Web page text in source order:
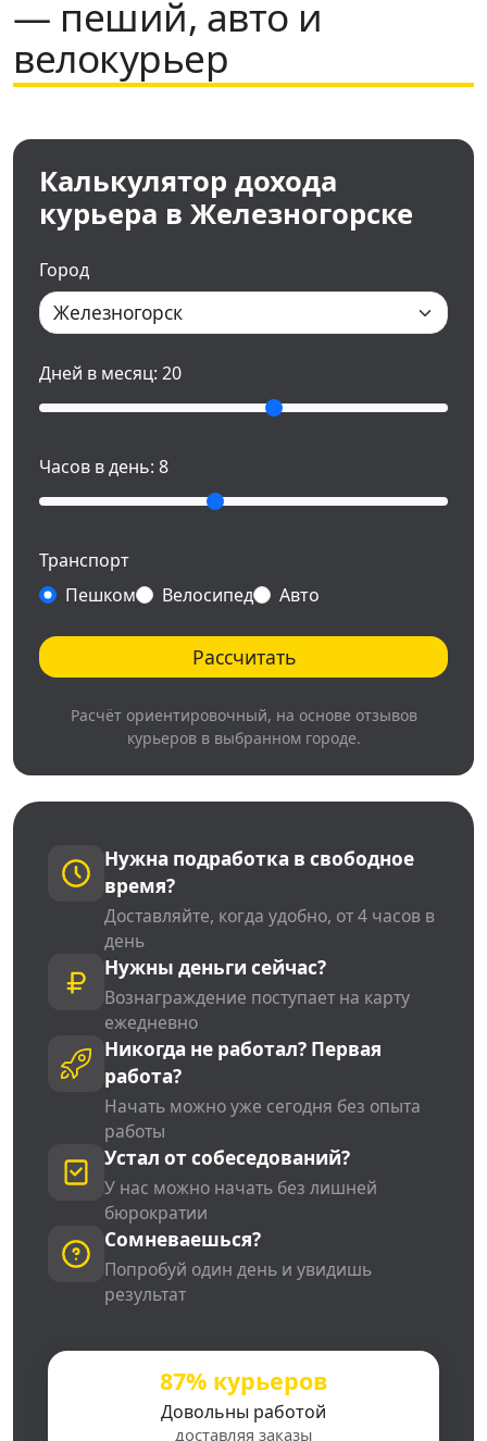
— пеший, авто и
велокурьер
Калькулятор дохода
курьера в Железногорске
Город
Дней в месяц: 20
Часов в день: 8
Транспорт
Пешком
Велосипед Авто
Рассчитать
Расчёт ориентировочный, на основе отзывов
курьеров в выбранном городе.
Нужна подработка в свободное
время?
Доставляйте, когда удобно, от 4 часов в
день
Нужны деньги сейчас?
Вознаграждение поступает на карту
ежедневно
Никогда не работал? Первая
работа?
Начать можно уже сегодня без опыта
работы
Устал от собеседований?
У нас можно начать без лишней
бюрократии
Сомневаешься?
Попробуй один день и увидишь
результат
87% курьеров
Довольны работой
доставляя заказы